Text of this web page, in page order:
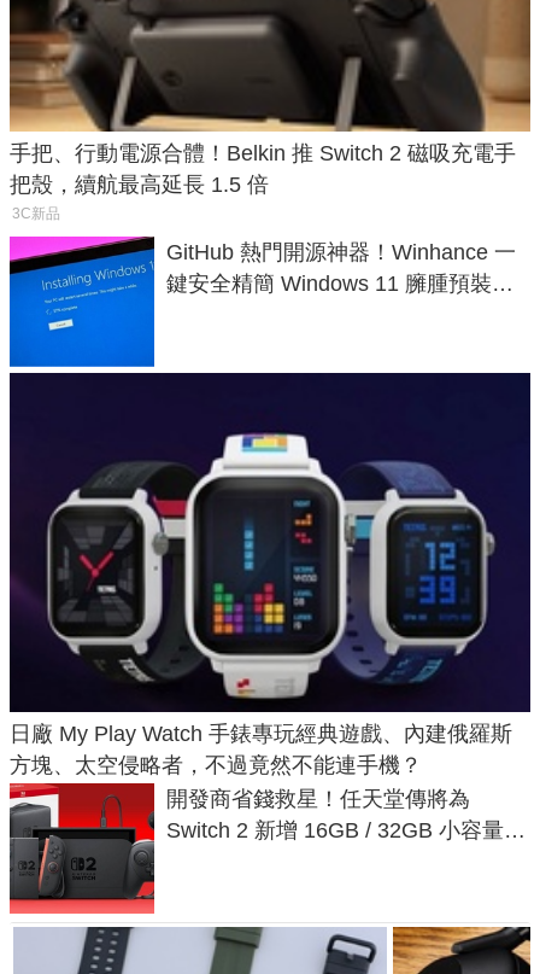
手把、行動電源合體！Belkin 推 Switch 2 磁吸充電手
把殼，續航最高延長 1.5 倍
3C新品
GitHub 熱門開源神器！Winhance 一
鍵安全精簡 Windows 11 臃腫預裝軟
日廠 My Play Watch 手錶專玩經典遊戲、內建俄羅斯
方塊、太空侵略者，不過竟然不能連手機？
開發商省錢救星！任天堂傳將為
Switch 2 新增 16GB / 32GB 小容量遊